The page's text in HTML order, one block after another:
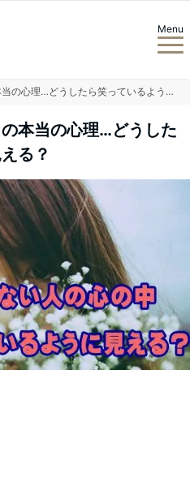
Menu
「目が笑ってない人」の本当の心理…どうしたら笑っているように見える？
の本当の心理…どうした
る？